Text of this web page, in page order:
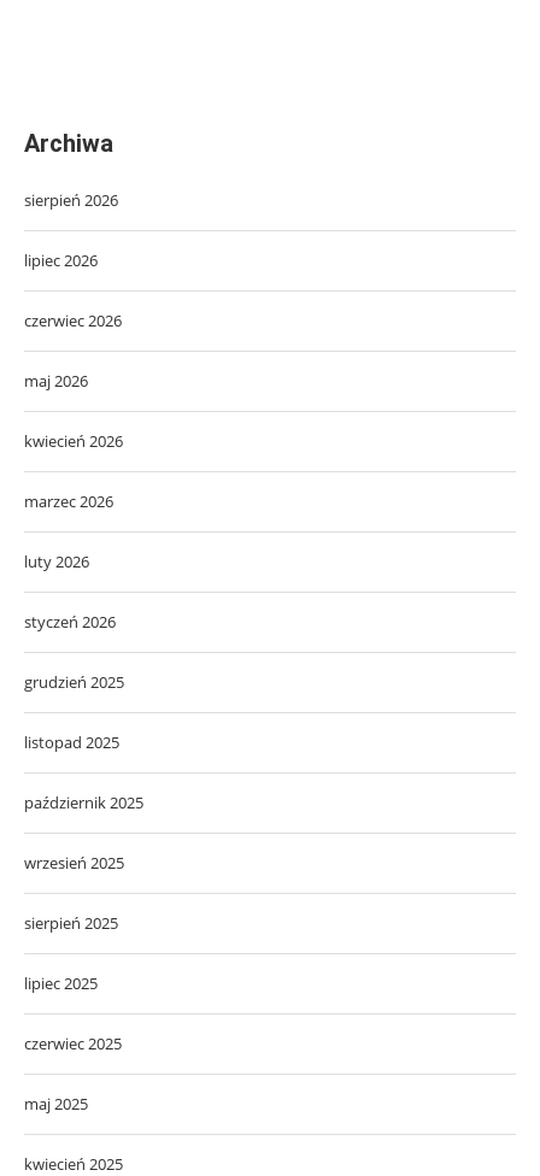
Archiwa
sierpień 2026
lipiec 2026
czerwiec 2026
maj 2026
kwiecień 2026
marzec 2026
luty 2026
styczeń 2026
grudzień 2025
listopad 2025
październik 2025
wrzesień 2025
sierpień 2025
lipiec 2025
czerwiec 2025
maj 2025
kwiecień 2025